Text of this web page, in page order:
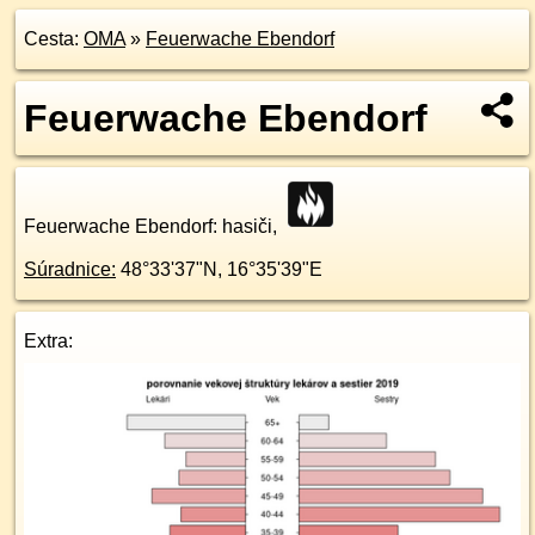
Cesta: OMA» Feuerwache Ebendorf
Feuerwache Ebendorf
Feuerwache Ebendorf: hasiči,
Súradnice: 48°33'37"N , 16°35'39"E
Extra: